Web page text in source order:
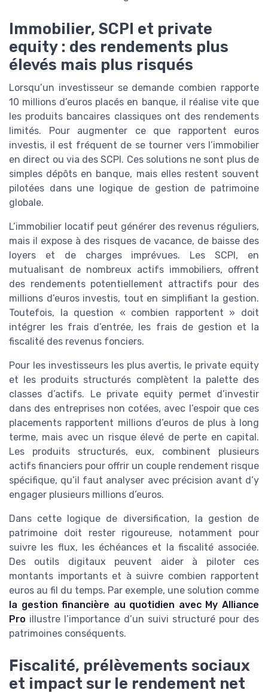
Immobilier, SCPI et private
equity : des rendements plus
élevés mais plus risqués
Lorsqu’un investisseur se demande combien rapporte
10 millions d’euros placés en banque, il réalise vite que
les produits bancaires classiques ont des rendements
limités. Pour augmenter ce que rapportent euros
investis, il est fréquent de se tourner vers l’immobilier
en direct ou via des SCPI. Ces solutions ne sont plus de
simples dépôts en banque, mais elles restent souvent
pilotées dans une logique de gestion de patrimoine
globale.
L’immobilier locatif peut générer des revenus réguliers,
mais il expose à des risques de vacance, de baisse des
loyers et de charges imprévues. Les SCPI, en
mutualisant de nombreux actifs immobiliers, offrent
des rendements potentiellement attractifs pour des
millions d’euros investis, tout en simplifiant la gestion.
Toutefois, la question « combien rapportent » doit
intégrer les frais d’entrée, les frais de gestion et la
fiscalité des revenus fonciers.
Pour les investisseurs les plus avertis, le private equity
et les produits structurés complètent la palette des
classes d’actifs. Le private equity permet d’investir
dans des entreprises non cotées, avec l’espoir que ces
placements rapportent millions d’euros de plus à long
terme, mais avec un risque élevé de perte en capital.
Les produits structurés, eux, combinent plusieurs
actifs financiers pour offrir un couple rendement risque
spécifique, qu’il faut analyser avec précision avant d’y
engager plusieurs millions d’euros.
Dans cette logique de diversification, la gestion de
patrimoine doit rester rigoureuse, notamment pour
suivre les flux, les échéances et la fiscalité associée.
Des outils digitaux peuvent aider à piloter ces
montants importants et à suivre combien rapportent
euros au fil du temps. Par exemple, une solution comme
la gestion financière au quotidien avec My Alliance
Pro illustre l’importance d’un suivi structuré pour des
patrimoines conséquents.
Fiscalité, prélèvements sociaux
et impact sur le rendement net